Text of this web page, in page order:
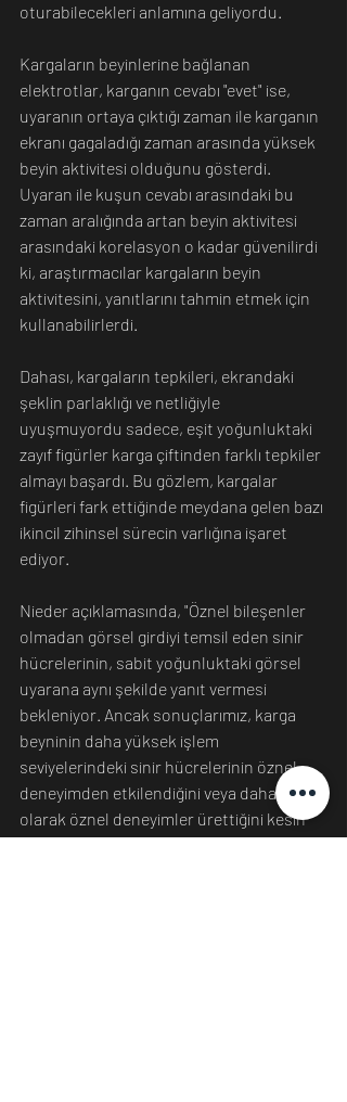
oturabilecekleri anlamına geliyordu.
Kargaların beyinlerine bağlanan
elektrotlar, karganın cevabı "evet" ise,
uyaranın ortaya çıktığı zaman ile karganın
ekranı gagaladığı zaman arasında yüksek
beyin aktivitesi olduğunu gösterdi.
Uyaran ile kuşun cevabı arasındaki bu
zaman aralığında artan beyin aktivitesi
arasındaki korelasyon o kadar güvenilirdi
ki, araştırmacılar kargaların beyin
aktivitesini, yanıtlarını tahmin etmek için
kullanabilirlerdi.
Dahası, kargaların tepkileri, ekrandaki
şeklin parlaklığı ve netliğiyle
uyuşmuyordu sadece, eşit yoğunluktaki
zayıf figürler karga çiftinden farklı tepkiler
almayı başardı. Bu gözlem, kargalar
figürleri fark ettiğinde meydana gelen bazı
ikincil zihinsel sürecin varlığına işaret
ediyor.
Nieder açıklamasında, "Öznel bileşenler
olmadan görsel girdiyi temsil eden sinir
hücrelerinin, sabit yoğunluktaki görsel
uyarana aynı şekilde yanıt vermesi
bekleniyor. Ancak sonuçlarımız, karga
beyninin daha yüksek işlem
seviyelerindeki sinir hücrelerinin öznel
deneyimden etkilendiğini veya daha kesin
olarak öznel deneyimler ürettiğini kesin
olarak gösteriyor." dedi.